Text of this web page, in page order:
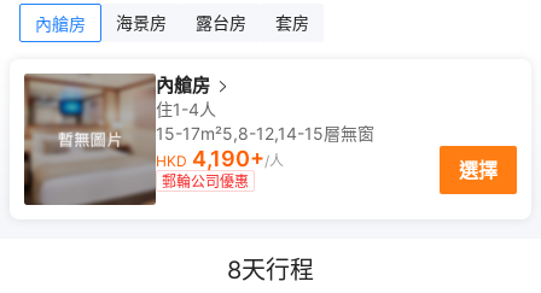
內艙房 海景房 露台房 套房
內艙房
住1-4人
15-17m²5,8-12,14-15層無窗
HKD 4,190+/人
郵輪公司優惠
選擇
8天行程